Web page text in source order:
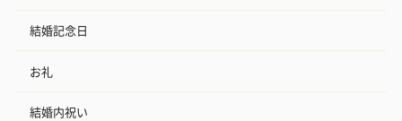
結婚記念日
お礼
結婚内祝い